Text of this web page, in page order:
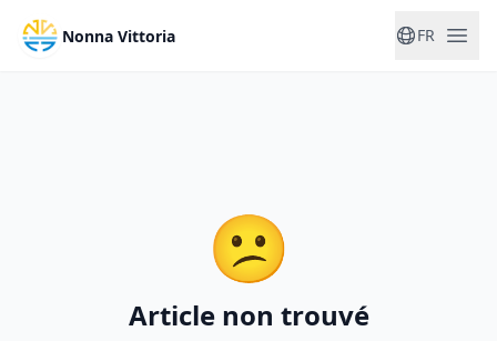
Nonna Vittoria FR
😕
Article non trouvé